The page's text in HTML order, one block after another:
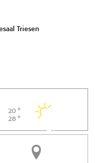
Triesen
20 °
28 °